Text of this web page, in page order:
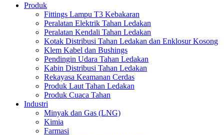
Produk
Fittings Lampu T3 Kebakaran
Peralatan Elektrik Tahan Ledakan
Peralatan Kendali Tahan Ledakan
Kotak Distribusi Tahan Ledakan dan Enklosur Kosong
Klem Kabel dan Bushings
Pendingin Udara Tahan Ledakan
Kabin Distribusi Tahan Ledakan
Rekayasa Keamanan Cerdas
Produk Laut Tahan Ledakan
Produk Cuaca Tahan
Industri
Minyak dan Gas (LNG)
Kimia
Farmasi